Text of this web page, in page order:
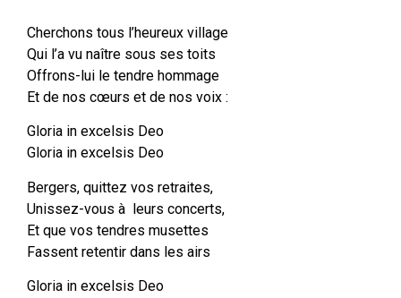
Cherchons tous l’heureux village
Qui l’a vu naître sous ses toits
Offrons-lui le tendre hommage
Et de nos cœurs et de nos voix :
Gloria in excelsis Deo
Gloria in excelsis Deo
Bergers, quittez vos retraites,
Unissez-vous à leurs concerts,
Et que vos tendres musettes
Fassent retentir dans les airs
Gloria in excelsis Deo